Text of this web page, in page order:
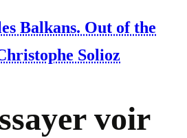
Balkans. Out of the
Solioz
voir